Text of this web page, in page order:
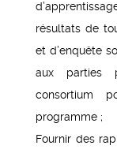
résultats de
et d’enquête
aux parties
consortium
programme ;
Fournir des